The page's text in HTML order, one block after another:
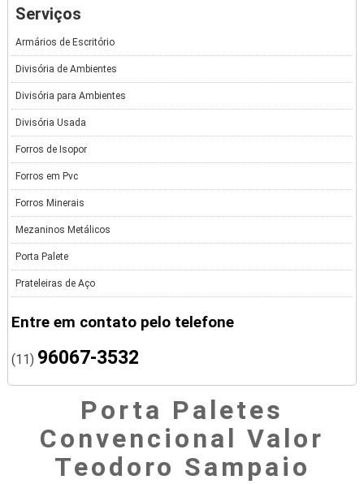
Serviços
Armários de Escritório
Divisória de Ambientes
Divisória para Ambientes
Divisória Usada
Forros de Isopor
Forros em Pvc
Forros Minerais
Mezaninos Metálicos
Porta Palete
Prateleiras de Aço
Entre em contato pelo telefone
(11) 96067-3532
Porta Paletes
Convencional Valor
Teodoro Sampaio